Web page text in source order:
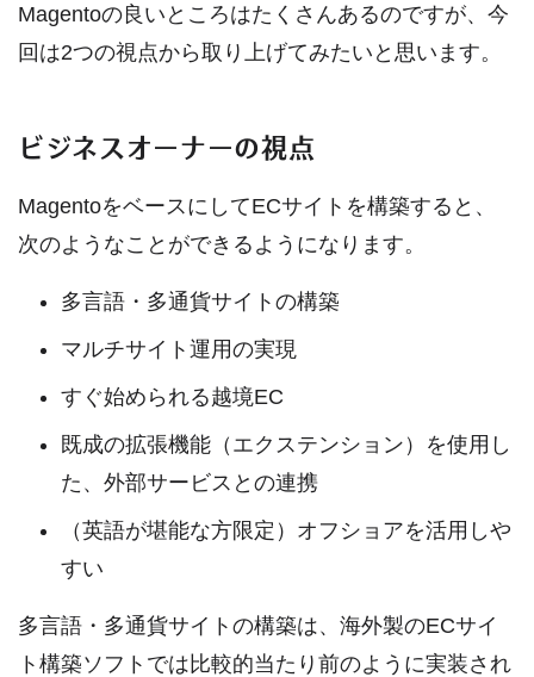
Magentoの良いところはたくさんあるのですが、今
回は2つの視点から取り上げてみたいと思います。
ビジネスオーナーの視点
MagentoをベースにしてECサイトを構築すると、
次のようなことができるようになります。
多言語・多通貨サイトの構築
マルチサイト運用の実現
すぐ始められる越境EC
既成の拡張機能（エクステンション）を使用し
た、外部サービスとの連携
（英語が堪能な方限定）オフショアを活用しや
すい
多言語・多通貨サイトの構築は、海外製のECサイ
ト構築ソフトでは比較的当たり前のように実装され